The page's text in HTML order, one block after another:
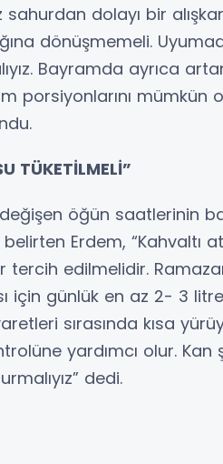
dolayı bir
dönüşmemeli.
Bayramda ayrıca
porsiyonlarını mümkün
TÜKETİLMELİ”
öğün saatlerinin
Erdem, “Kahvaltı
edilmelidir.
için günlük en az 2- 3
sırasında kısa
yardımcı olur. Kan
dedi.